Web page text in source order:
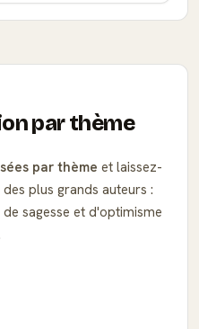
par thème
par thème et laissez-
plus grands auteurs :
sagesse et d'optimisme